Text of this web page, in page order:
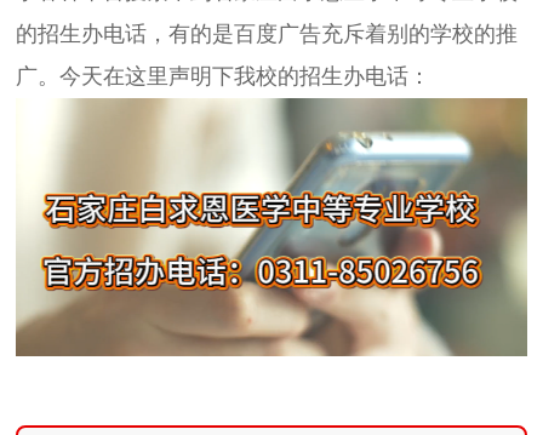
的招生办电话，有的是百度广告充斥着别的学校的推
广。今天在这里声明下我校的招生办电话：